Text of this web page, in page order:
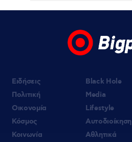
Ειδήσεις
Πολιτική
Οικονομία
Κόσμος
Κοινωνία
Black Hole
Media
Lifestyle
Αυτοδιοίκηση
Αθλητικά